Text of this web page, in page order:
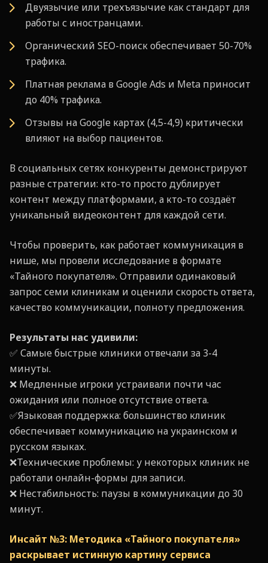
Двуязычие или трехъязычие как стандарт для
работы с иностранцами.
Органический SEO-поиск обеспечивает 50-70%
трафика.
Платная реклама в Google Ads и Meta приносит
до 40% трафика.
Отзывы на Google картах (4,5-4,9) критически
влияют на выбор пациентов.
В социальных сетях конкуренты демонстрируют
разные стратегии: кто-то просто дублирует
контент между платформами, а кто-то создаёт
уникальный видеоконтент для каждой сети.
Чтобы проверить, как работает коммуникация в
нише, мы провели исследование в формате
«Тайного покупателя». Отправили одинаковый
запрос семи клиникам и оценили скорость ответа,
качество коммуникации, полноту предложения.
Результаты нас удивили:
✅ Самые быстрые клиники отвечали за 3-4
минуты.
❌ Медленные игроки устраивали почти час
ожидания или полное отсутствие ответа.
✅Языковая поддержка: большинство клиник
обеспечивает коммуникацию на украинском и
русском языках.
❌Технические проблемы: у некоторых клиник не
работали онлайн-формы для записи.
❌ Нестабильность: паузы в коммуникации до 30
минут.
Инсайт №3: Методика «Тайного покупателя»
раскрывает истинную картину сервиса